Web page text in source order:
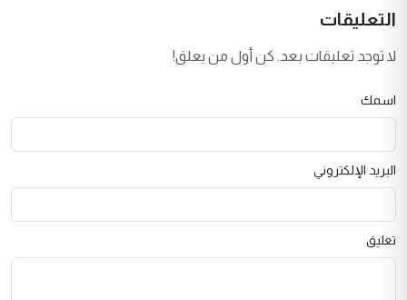
التعليقات
لا توجد تعليقات بعد. كن أول من يعلق!
اسمك
البريد الإلكتروني
تعليق